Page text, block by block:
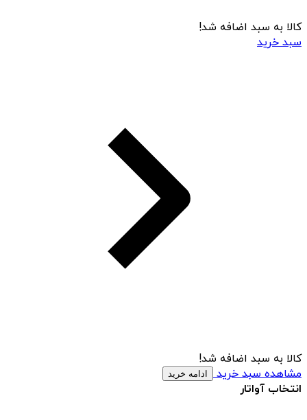
کالا به سبد اضافه شد!
سبد خرید
کالا به سبد اضافه شد!
مشاهده سبد خرید
ادامه خرید
انتخاب آواتار